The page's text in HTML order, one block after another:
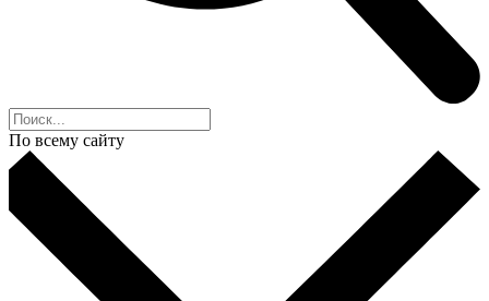
По всему сайту